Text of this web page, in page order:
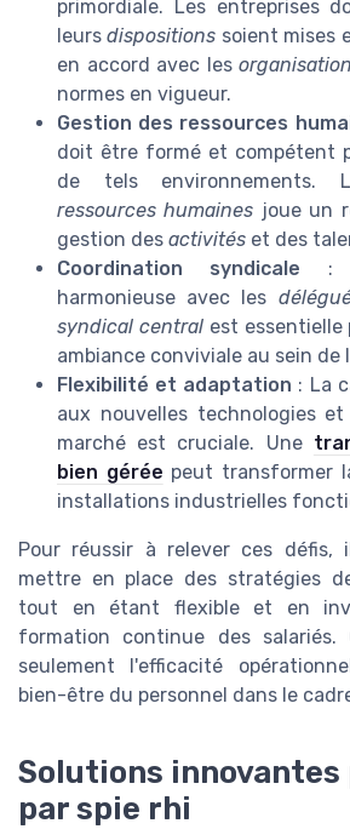
primordiale. Les entreprises
leursdispositions soient mises
en accord avec les
normes en vigueur.
Gestion des ressources
doit être formé et compétent
de tels environnements.
ressources humaines joue un
gestion des activités et des
Coordination syndicale :
harmonieuse avec les
syndical centralest essentielle
ambiance conviviale au sein de
Flexibilité et adaptation : La
aux nouvelles technologies
marché est cruciale. Une
bien gérée peut transformer
installations industrielles
Pour réussir à relever ces
mettre en place des stratégies
tout en étant flexible et en
formation continue des
seulement l'efficacité
bien-être du personnel dans le
Solutions innovantes
par spie rhi